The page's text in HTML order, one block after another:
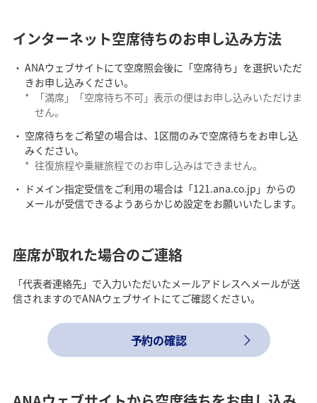
インターネット空席待ちのお申し込み方法
ANAウェブサイトにて空席照会後に「空席待ち」を選択いただ
きお申し込みください。
*
「満席」「空席待ち不可」表示の便はお申し込みいただけま
せん。
空席待ちをご希望の場合は、1区間のみで空席待ちをお申し込
みください。
* 往復旅程や乗継旅程でのお申し込みはできません。
ドメイン指定受信をご利用の場合は「121.ana.co.jp」からの
メールが受信できるようあらかじめ設定をお願いいたします。
座席が取れた場合のご連絡
「代表者連絡先」で入力いただいたメールアドレスへメールが送
信されますのでANAウェブサイトにてご確認ください。
予約の確認